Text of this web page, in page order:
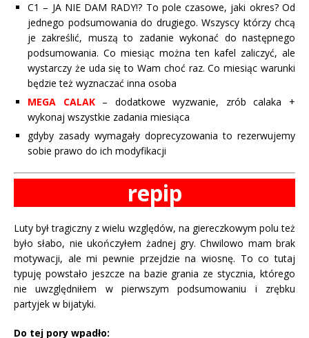
C1 – JA NIE DAM RADY!? To pole czasowe, jaki okres? Od
jednego podsumowania do drugiego. Wszyscy którzy chcą
je zakreślić, muszą to zadanie wykonać do następnego
podsumowania. Co miesiąc można ten kafel zaliczyć, ale
wystarczy że uda się to Wam choć raz. Co miesiąc warunki
będzie też wyznaczać inna osoba
MEGA CALAK– dodatkowe wyzwanie, zrób calaka +
wykonaj wszystkie zadania miesiąca
gdyby zasady wymagały doprecyzowania to rezerwujemy
sobie prawo do ich modyfikacji
repip
Luty był tragiczny z wielu względów, na giereczkowym polu też
było słabo, nie ukończyłem żadnej gry. Chwilowo mam brak
motywacji, ale mi pewnie przejdzie na wiosnę. To co tutaj
typuję powstało jeszcze na bazie grania ze stycznia, którego
nie uwzględniłem w pierwszym podsumowaniu i zrębku
partyjek w bijatyki.
Do tej pory wpadło: